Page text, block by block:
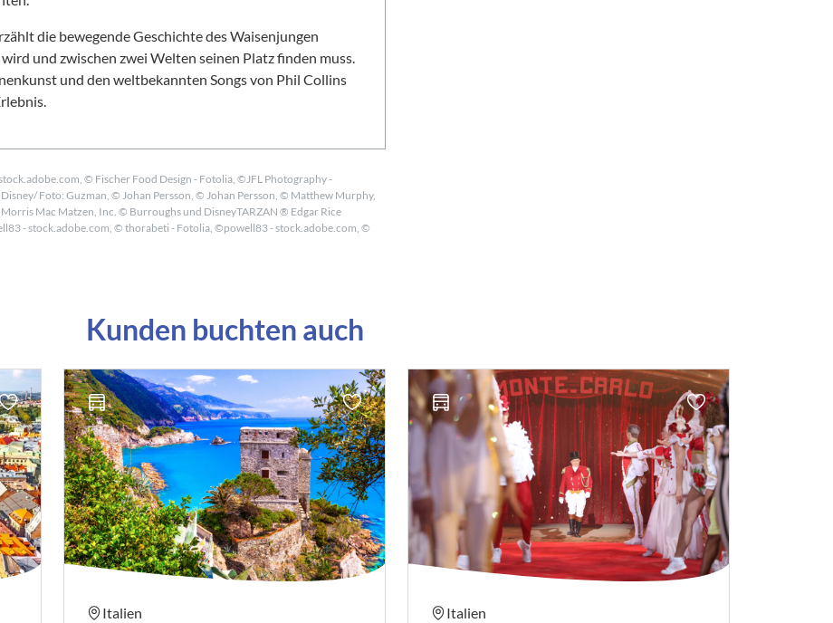
die bewegende Geschichte des Waisenjungen
und zwischen zwei Welten seinen Platz finden muss.
und den weltbekannten Songs von Phil Collins
© Fischer Food Design - Fotolia, ©JFL Photography -
Foto: Guzman, © Johan Persson, © Johan Persson, © Matthew Murphy,
Mac Matzen, Inc. © Burroughs und DisneyTARZAN ® Edgar Rice
- stock.adobe.com, © thorabeti - Fotolia, ©powell83 - stock.adobe.com, ©
Kunden buchten auch
Italien Italien